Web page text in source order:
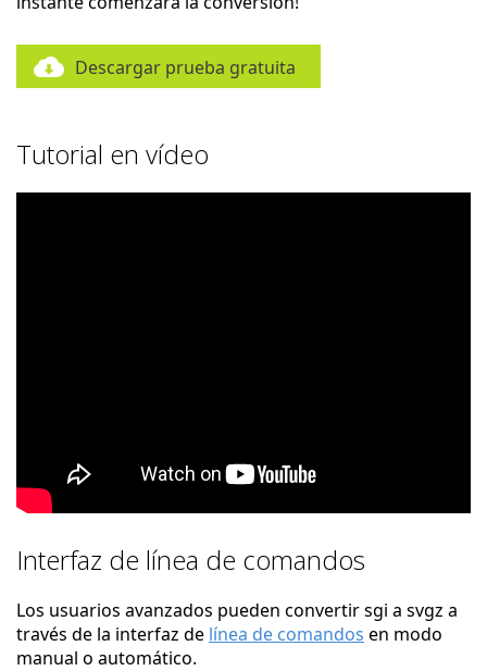
Descargar prueba gratuita
Tutorial en vídeo
Interfaz de línea de comandos
Los usuarios avanzados pueden convertir sgi a svgz a
través de la interfaz de línea de comandos en modo
manual o automático.